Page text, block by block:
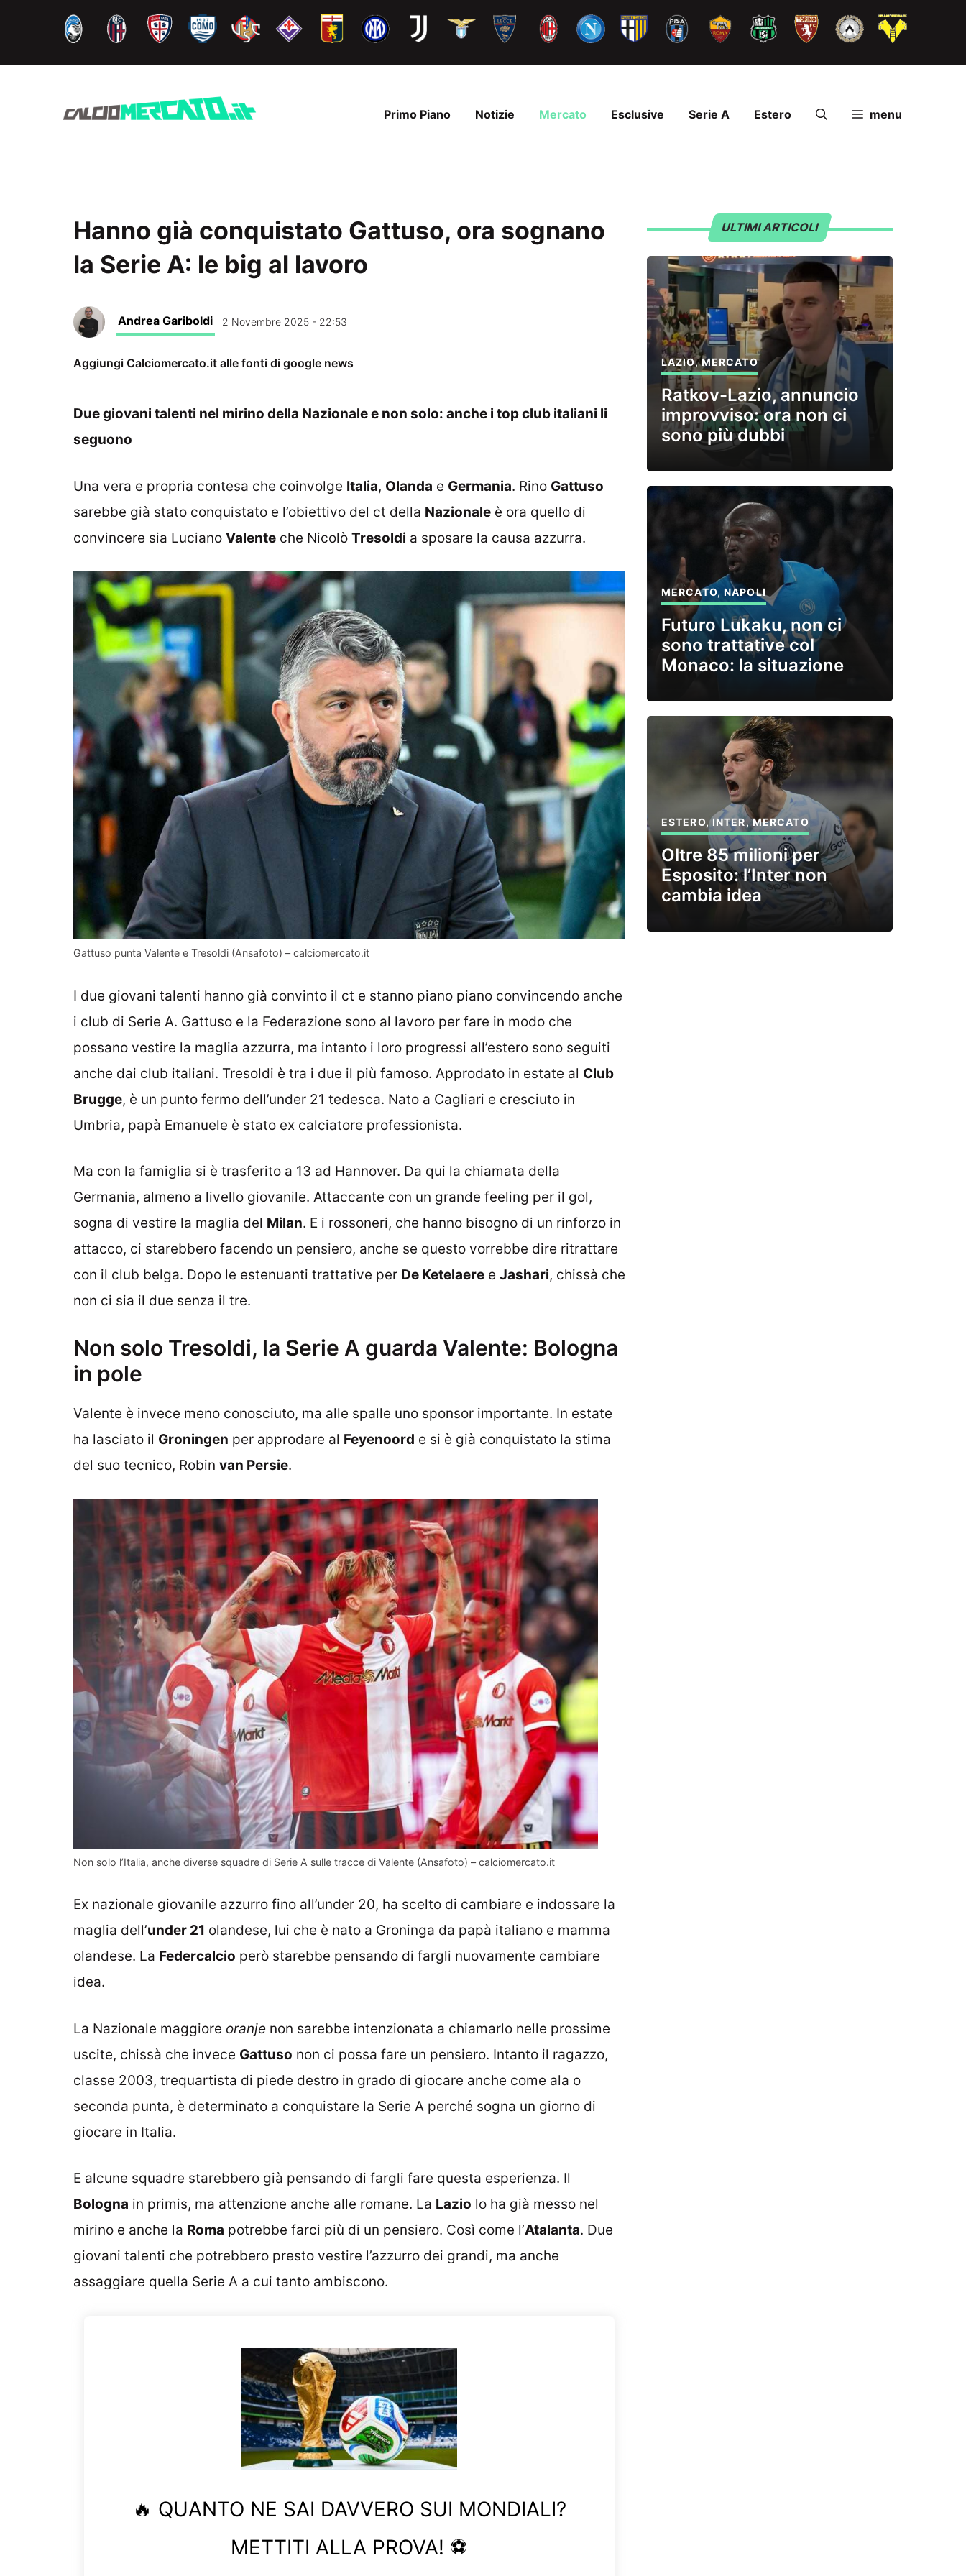
contenuto
Primo Piano Notizie Mercato Esclusive Serie A Estero menu
Hanno già conquistato Gattuso, ora sognano
la Serie A: le big al lavoro
Andrea Gariboldi 2 Novembre 2025 - 22:53
Aggiungi Calciomercato.it alle fonti di google news
Due giovani talenti nel mirino della Nazionale e non solo: anche i top club italiani li
seguono
Una vera e propria contesa che coinvolge Italia, Olanda e Germania. Rino Gattuso
sarebbe già stato conquistato e l’obiettivo del ct della Nazionale è ora quello di
convincere sia Luciano Valente che Nicolò Tresoldi a sposare la causa azzurra.
Gattuso punta Valente e Tresoldi (Ansafoto) – calciomercato.it
I due giovani talenti hanno già convinto il ct e stanno piano piano convincendo anche
i club di Serie A. Gattuso e la Federazione sono al lavoro per fare in modo che
possano vestire la maglia azzurra, ma intanto i loro progressi all’estero sono seguiti
anche dai club italiani. Tresoldi è tra i due il più famoso. Approdato in estate al Club
Brugge, è un punto fermo dell’under 21 tedesca. Nato a Cagliari e cresciuto in
Umbria, papà Emanuele è stato ex calciatore professionista.
Ma con la famiglia si è trasferito a 13 ad Hannover. Da qui la chiamata della
Germania, almeno a livello giovanile. Attaccante con un grande feeling per il gol,
sogna di vestire la maglia del Milan. E i rossoneri, che hanno bisogno di un rinforzo in
attacco, ci starebbero facendo un pensiero, anche se questo vorrebbe dire ritrattare
con il club belga. Dopo le estenuanti trattative per De Ketelaere e Jashari, chissà che
non ci sia il due senza il tre.
Non solo Tresoldi, la Serie A guarda Valente: Bologna
in pole
Valente è invece meno conosciuto, ma alle spalle uno sponsor importante. In estate
ha lasciato il Groningen per approdare al Feyenoord e si è già conquistato la stima
del suo tecnico, Robin van Persie.
Non solo l’Italia, anche diverse squadre di Serie A sulle tracce di Valente (Ansafoto) – calciomercato.it
Ex nazionale giovanile azzurro fino all’under 20, ha scelto di cambiare e indossare la
maglia dell’under 21 olandese, lui che è nato a Groninga da papà italiano e mamma
olandese. La Federcalcio però starebbe pensando di fargli nuovamente cambiare
idea.
La Nazionale maggiore oranje non sarebbe intenzionata a chiamarlo nelle prossime
uscite, chissà che invece Gattuso non ci possa fare un pensiero. Intanto il ragazzo,
classe 2003, trequartista di piede destro in grado di giocare anche come ala o
seconda punta, è determinato a conquistare la Serie A perché sogna un giorno di
giocare in Italia.
E alcune squadre starebbero già pensando di fargli fare questa esperienza. Il
Bologna in primis, ma attenzione anche alle romane. La Lazio lo ha già messo nel
mirino e anche la Roma potrebbe farci più di un pensiero. Così come l’Atalanta. Due
giovani talenti che potrebbero presto vestire l’azzurro dei grandi, ma anche
assaggiare quella Serie A a cui tanto ambiscono.
🔥 QUANTO NE SAI DAVVERO SUI MONDIALI?
METTITI ALLA PROVA! ⚽
ULTIMI ARTICOLI
LAZIO,MERCATO
Ratkov-Lazio, annuncio
improvviso: ora non ci
sono più dubbi
MERCATO,NAPOLI
Futuro Lukaku, non ci
sono trattative col
Monaco: la situazione
ESTERO,INTER,MERCATO
Oltre 85 milioni per
Esposito: l’Inter non
cambia idea